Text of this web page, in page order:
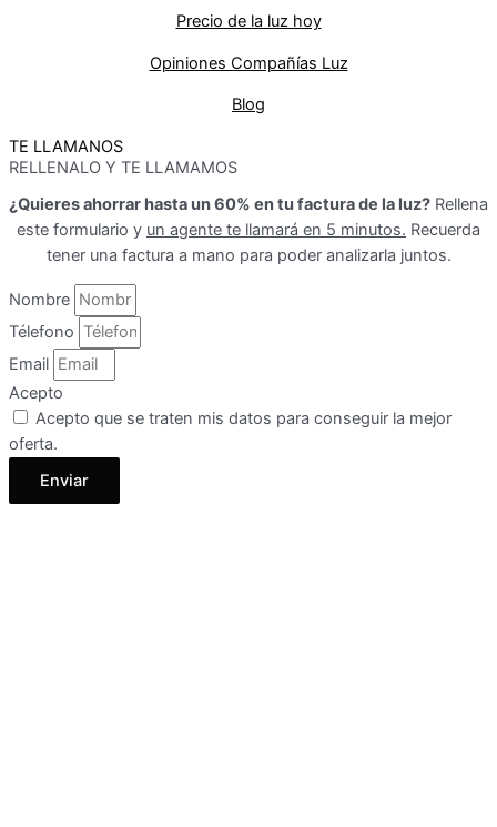
Precio de la luz hoy
Opiniones Compañías Luz
Blog
TE LLAMANOS
RELLENALO Y TE LLAMAMOS
¿Quieres ahorrar hasta un 60% en tu factura de la luz? Rellena
este formulario y un agente te llamará en 5 minutos. Recuerda
tener una factura a mano para poder analizarla juntos.
Nombre
Télefono
Email
Acepto
Acepto que se traten mis datos para conseguir la mejor
oferta.
Enviar